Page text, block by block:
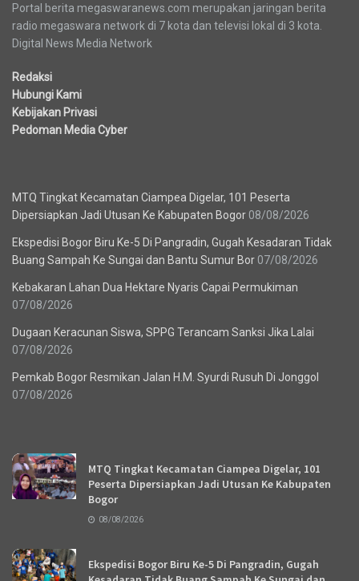
Portal berita megaswaranews.com merupakan jaringan berita
radio megaswara network di 7 kota dan televisi lokal di 3 kota.
Digital News Media Network
Redaksi
Hubungi Kami
Kebijakan Privasi
Pedoman Media Cyber
MTQ Tingkat Kecamatan Ciampea Digelar, 101 Peserta
Dipersiapkan Jadi Utusan Ke Kabupaten Bogor 08/08/2026
Ekspedisi Bogor Biru Ke-5 Di Pangradin, Gugah Kesadaran Tidak
Buang Sampah Ke Sungai dan Bantu Sumur Bor 07/08/2026
Kebakaran Lahan Dua Hektare Nyaris Capai Permukiman
07/08/2026
Dugaan Keracunan Siswa, SPPG Terancam Sanksi Jika Lalai
07/08/2026
Pemkab Bogor Resmikan Jalan H.M. Syurdi Rusuh Di Jonggol
07/08/2026
MTQ Tingkat Kecamatan Ciampea Digelar, 101
Peserta Dipersiapkan Jadi Utusan Ke Kabupaten
Bogor
08/08/2026
Ekspedisi Bogor Biru Ke-5 Di Pangradin, Gugah